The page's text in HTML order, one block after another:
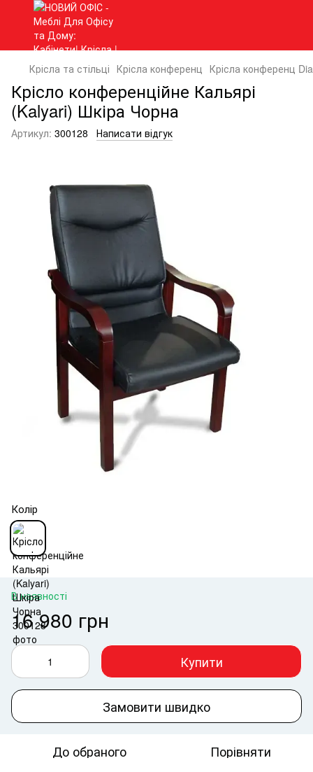
Крісла та стільці Крісла конференц Крісла конференц
Крісло конференційне Кальярі
(Kalyari) Шкіра Чорна
Артикул: 300128 Написати відгук
Колір
В наявності
16 980 грн
Купити
Замовити швидко
До обраного Порівняти